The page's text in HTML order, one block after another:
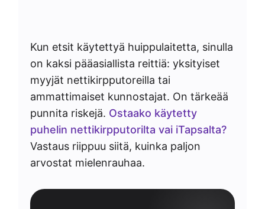
Kun etsit käytettyä huippulaitetta, sinulla
on kaksi pääasiallista reittiä: yksityiset
myyjät nettikirpputoreilla tai
ammattimaiset kunnostajat. On tärkeää
punnita riskejä. Ostaako käytetty
puhelin nettikirpputorilta vai iTapsalta?
Vastaus riippuu siitä, kuinka paljon
arvostat mielenrauhaa.